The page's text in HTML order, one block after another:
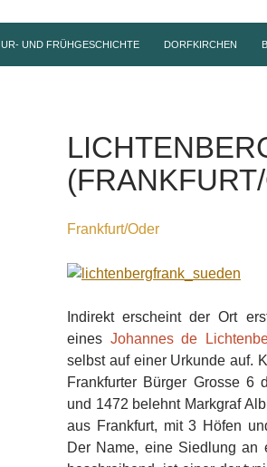
UR- UND FRÜHGESCHICHTE DORFKIRCHEN
Frankfurt/Oder
Indirekt erscheint der Ort
eines Johannes de
selbst auf einer Urkunde auf.
Frankfurter Bürger Grosse 6
und 1472 belehnt Markgraf
aus Frankfurt, mit 3 Höfen
Der Name, eine Siedlung an